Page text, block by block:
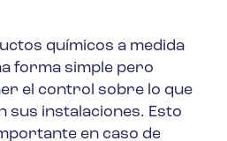
químicos a medida
forma simple pero
el control sobre lo que
sus instalaciones. Esto
en caso de